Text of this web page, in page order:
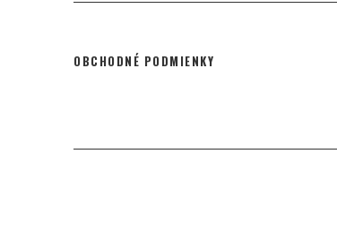
OBCHODNÉ PODMIENKY